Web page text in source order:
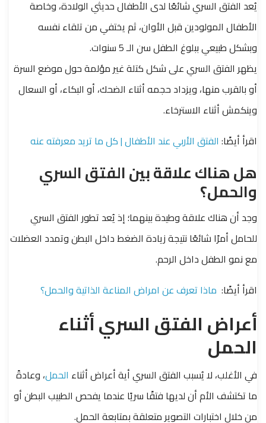
يُعد الفتق السري شائعًا لدى الأطفال حديثي الولادة، وخاصة
الأطفال المولودين قبل الأوان، ثم يختفي من تلقاء نفسه
وبشكل طبيعي ببلوغ الطفل سن الـ 5 سنوات.
يظهر الفتق السري على شكل كتلة غير مؤلمة حول موضع السرة
أو بالقرب منها، ويزداد حجمه أثناء الضحك، أو البكاء، أو السعال
وينكمش أثناء الاسترخاء.
اقرأ أيضًا: الفتق الأربي عند الأطفال | كل ما تريد معرفته عنه
هل هناك علاقة بين الفتق السري
والحمل؟
وجد أن هناك علاقة وطيدة بينهما؛ إذ يُعد تطور الفتق السري
للحامل أمرًا شائعًا نتيجة زيادة الضغط داخل البطن وتمدد العضلات
مع نمو الطفل داخل الرحم.
اقرأ أيضًا: ماذا تعرف عن امراض المناعة الذاتية والحمل؟
أعراض الفتق السري أثناء
الحمل
في الأغلب، لا يُسبب الفتق السري أية أعراض أثناء الحمل، وعادةً
ما تكتشف الأم أن لديها فتقًا سريًا عندما يفحص الطبيب البطن أو
من خلال اختبارات التصوير متعلقة بمتابعة الحمل.